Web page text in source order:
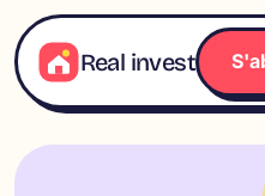
Aller
au
contenu
Real invest